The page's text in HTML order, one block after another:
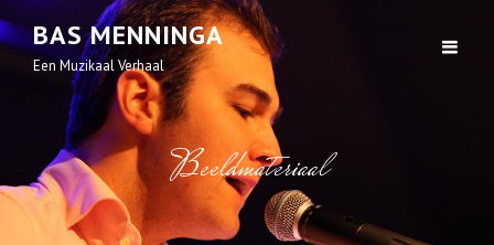
BAS MENNINGA
Een Muzikaal Verhaal
Beeldmateriaal